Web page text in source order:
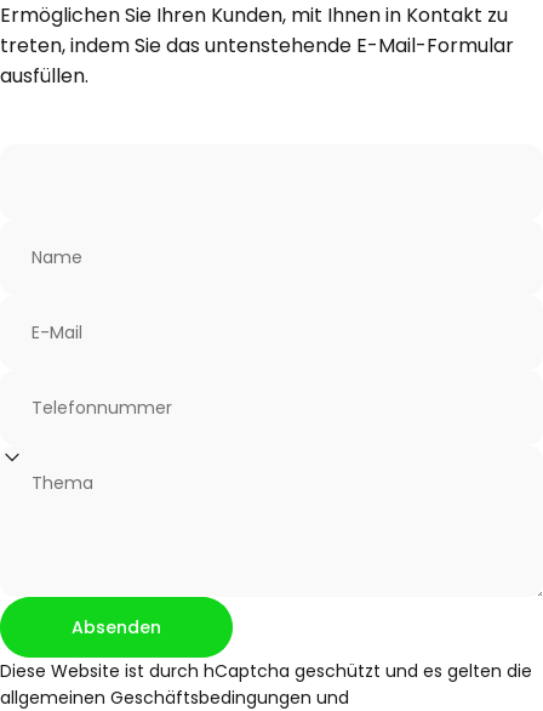
Ermöglichen Sie Ihren Kunden, mit Ihnen in Kontakt zu
treten, indem Sie das untenstehende E-Mail-Formular
ausfüllen.
Name
E-Mail
Telefonnummer
Thema
Nachricht
Absenden
Absenden
Diese Website ist durch hCaptcha geschützt und es gelten die
allgemeinen Geschäftsbedingungen und